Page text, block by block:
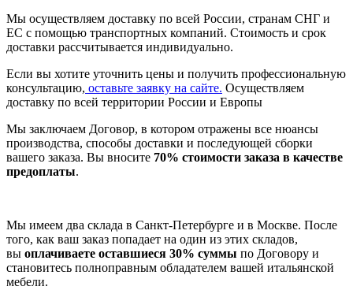
Мы осуществляем доставку по всей России, странам СНГ и
ЕС с помощью транспортных компаний. Стоимость и срок
доставки рассчитывается индивидуально.
Если вы хотите уточнить цены и получить профессиональную
консультацию, оставьте заявку на сайте. Осуществляем
доставку по всей территории России и Европы
Мы заключаем Договор, в котором отражены все нюансы
производства, способы доставки и последующей сборки
вашего заказа. Вы вносите 70% стоимости заказа в качестве
предоплаты.
Мы имеем два склада в Санкт-Петербурге и в Москве. После
того, как ваш заказ попадает на один из этих складов,
вы оплачиваете оставшиеся 30% суммы по Договору и
становитесь полноправным обладателем вашей итальянской
мебели.